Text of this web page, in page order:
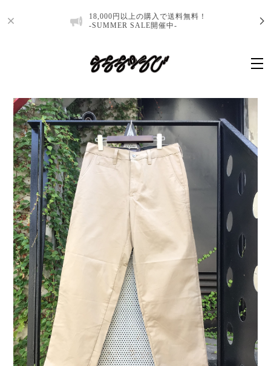
18,000円以上の購入で送料無料！
-SUMMER SALE開催中-